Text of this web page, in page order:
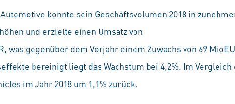
konnte sein Geschäftsvolumen 2018 in
und erzielte einen Umsatz von
was gegenüber dem Vorjahr einem Zuwachs von 69
bereinigt liegt das Wachstum bei 4,2%. Im
im Jahr 2018 um 1,1% zurück.